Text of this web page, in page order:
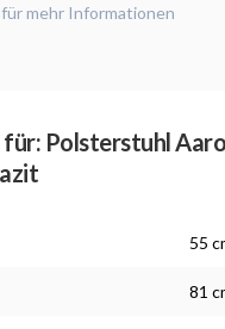
mehr Informationen
Polsterstuhl
55
81